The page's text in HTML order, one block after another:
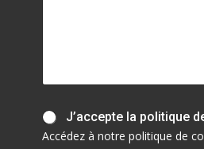
J
’
J’accepte la politique
Accédez à notre politique de